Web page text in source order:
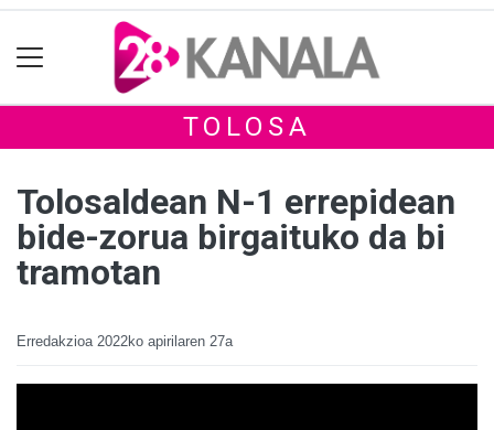
TOLOSA
Tolosaldean N-1 errepidean
bide-zorua birgaituko da bi
tramotan
Erredakzioa 2022ko apirilaren 27a